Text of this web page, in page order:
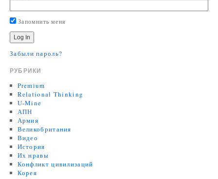
Запомнить меня
Забыли пароль?
РУБРИКИ
Premium
Relational Thinking
U-Mine
АПН
Армия
Великобритания
Видео
История
Их нравы
Конфликт цивилизаций
Корея